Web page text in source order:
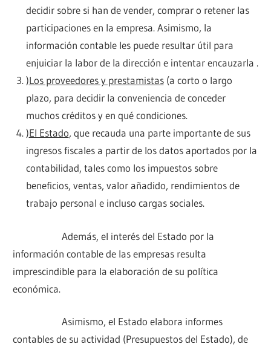
decidir sobre si han de vender, comprar o retener las
participaciones en la empresa. Asimismo, la
información contable les puede resultar útil para
enjuiciar la labor de la dirección e intentar encauzarla .
)Los proveedores y prestamistas(a corto o largo
plazo, para decidir la conveniencia de conceder
muchos créditos y en qué condiciones.
)El Estado, que recauda una parte importante de sus
ingresos fiscales a partir de los datos aportados por la
contabilidad, tales como los impuestos sobre
beneficios, ventas, valor añadido, rendimientos de
trabajo personal e incluso cargas sociales.
Además, el interés del Estado por la
información contable de las empresas resulta
imprescindible para la elaboración de su política
económica.
Asimismo, el Estado elabora informes
contables de su actividad (Presupuestos del Estado), de